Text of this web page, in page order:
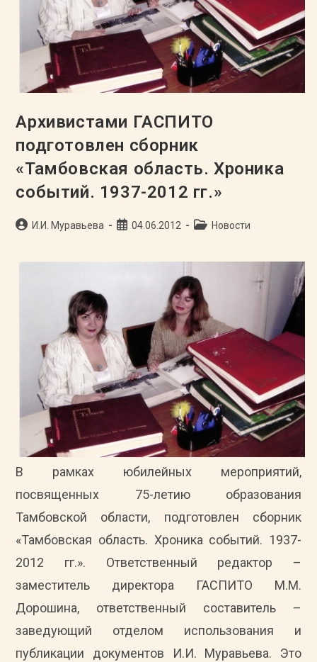
Архивистами ГАСПИТО
подготовлен сборник
«Тамбовская область. Хроника
событий. 1937-2012 гг.»
АвторИ.И. Муравьева
Запись04.06.2012
РубрикаНовости
В рамках юбилейных мероприятий,
посвященных 75-летию образования
Тамбовской области, подготовлен сборник
«Тамбовская область. Хроника событий. 1937-
2012 гг.». Ответственный редактор –
заместитель директора ГАСПИТО М.М.
Дорошина, ответственный составитель –
заведующий отделом использования и
публикации документов И.И. Муравьева. Это